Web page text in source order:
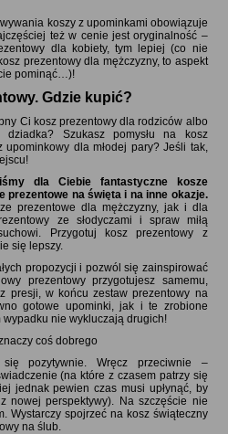
koszy z upominkami obowiązuje
też w cenie jest oryginalność –
dla kobiety, tym lepiej (co nie
prezentowy dla mężczyzny, to aspekt
pominąć…)!
Gdzie kupić
Ci kosz prezentowy dla rodziców albo
Szukasz pomysłu na kosz
dla młodej pary? Jeśli tak,
dla Ciebie fantastyczne kosze
prezentowe na święta i na inne okazje.
prezentowe dla mężczyzny, jak i dla
ze słodyczami i spraw miłą
Przygotuj kosz prezentowy z
się lepszy.
propozycji i pozwól się zainspirować
prezentowy przygotujesz samemu,
presji, w końcu zestaw prezentowy na
gotowe upominki, jak i te zrobione
wypadku nie wykluczają drugich!
coś dobrego
pozytywnie. Wręcz przeciwnie –
(na które z czasem patrzy się
jednak pewien czas musi upłynąć, by
nowej perspektywy). Na szczęście nie
Wystarczy spojrzeć na kosz świąteczny
na ślub.